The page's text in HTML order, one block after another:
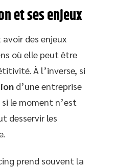
et ses enjeux
des enjeux
où elle peut être
À l’inverse, si
d’une entreprise
le moment n’est
desservir les
prend souvent la